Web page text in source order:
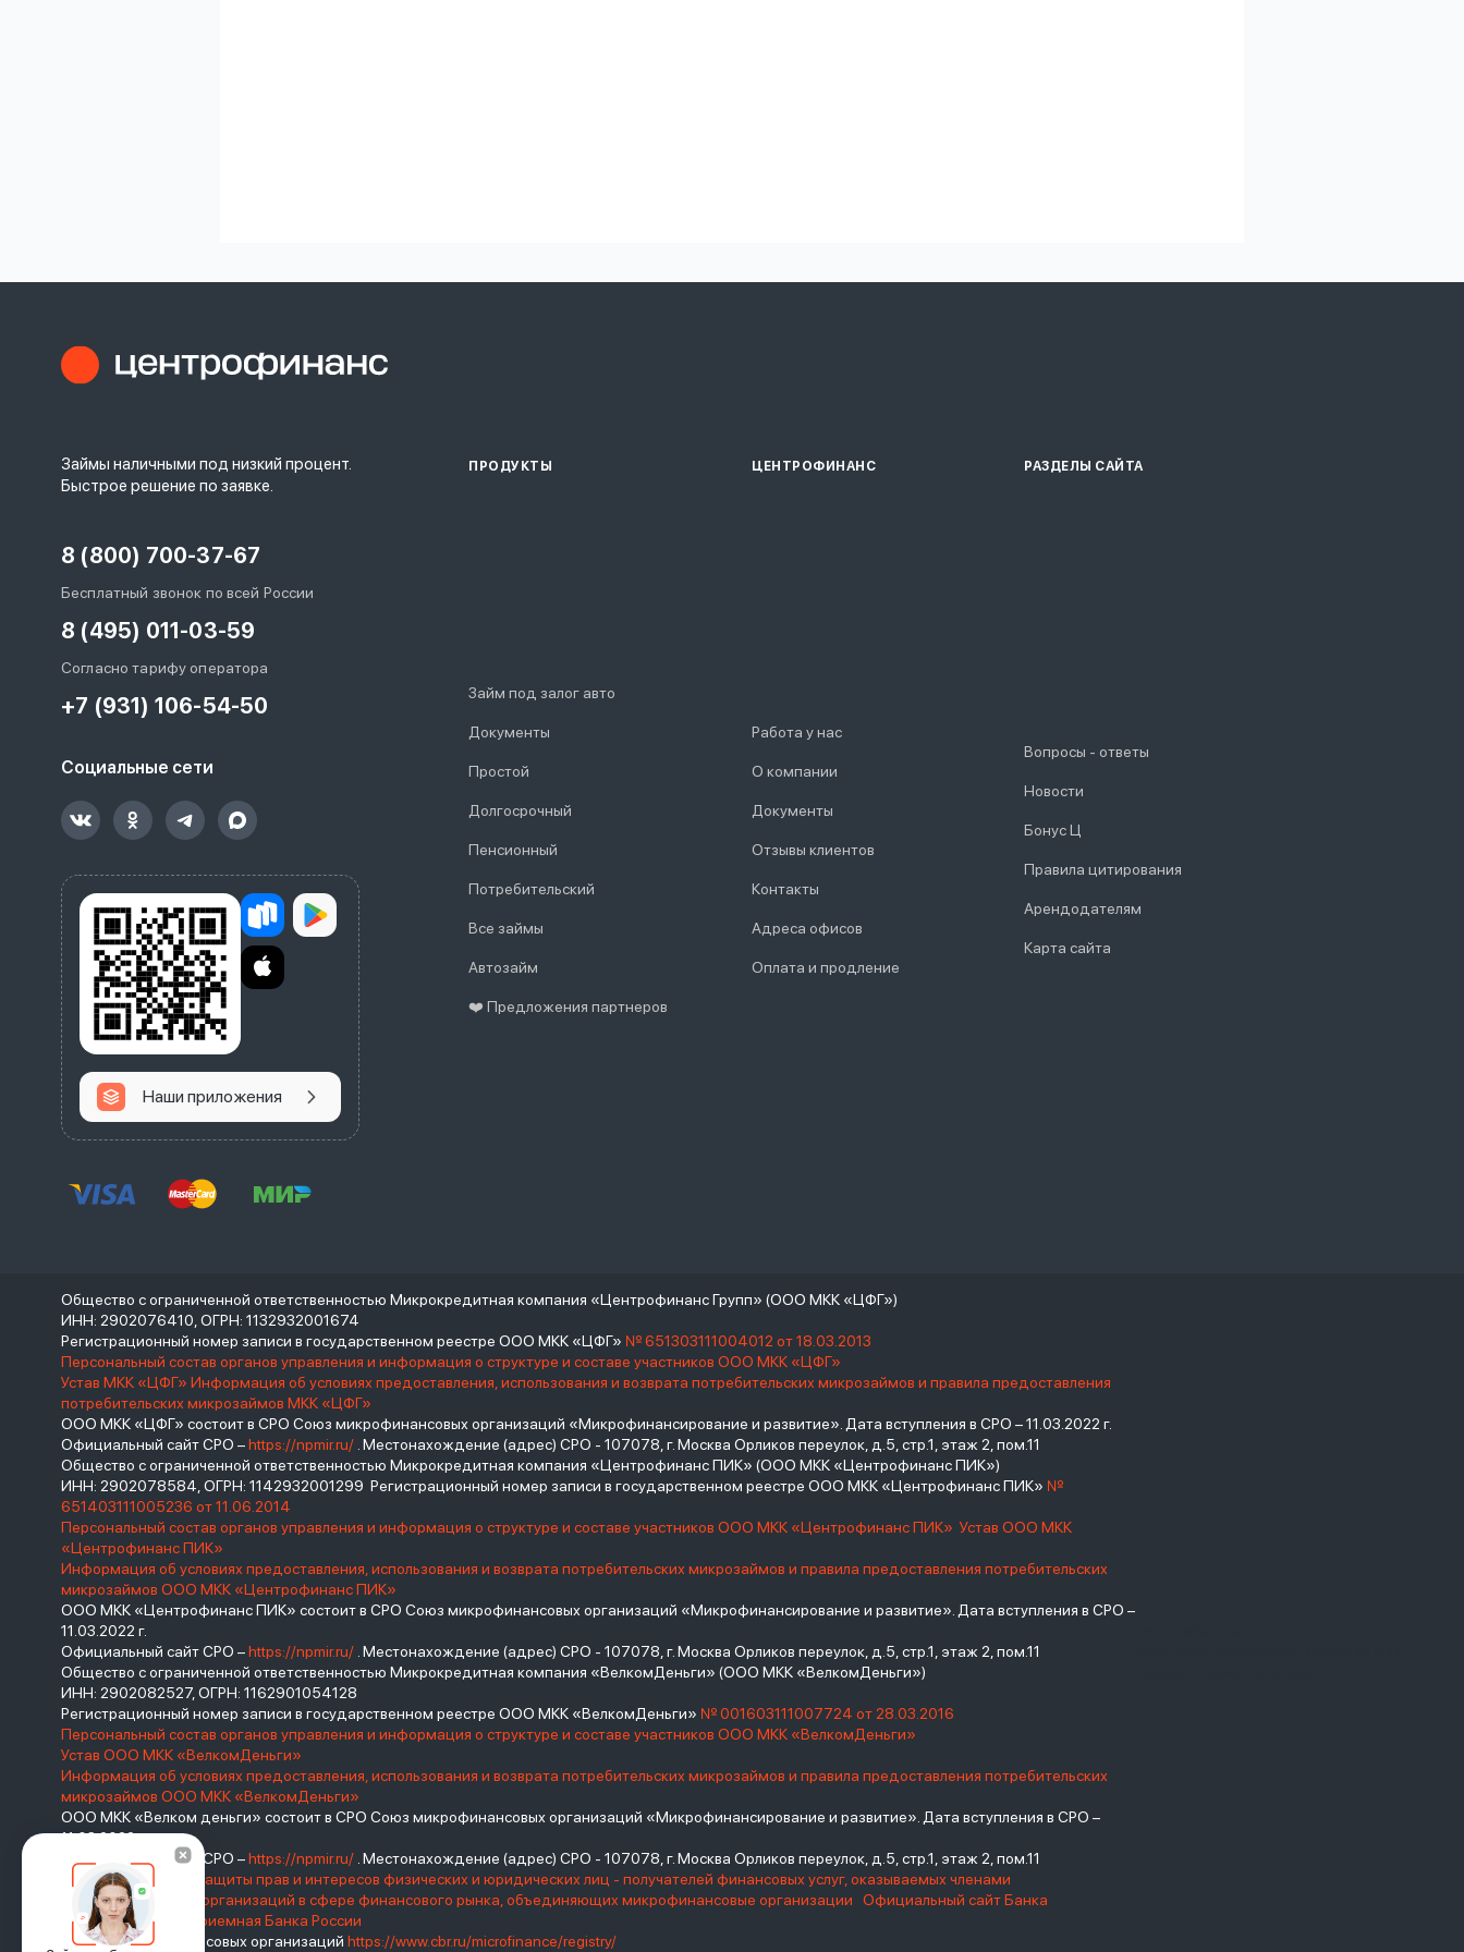
Займы наличными под низкий процент.
Быстрое решение по заявке.
8 (800) 700-37-67
Бесплатный звонок по всей России
8 (495) 011-03-59
Согласно тарифу оператора
+7 (931) 106-54-50
Социальные сети
Наши приложения
ПРОДУКТЫ
Займ под залог авто
Документы
Простой
Долгосрочный
Пенсионный
Потребительский
Все займы
Автозайм
❤️ Предложения партнеров
ЦЕНТРОФИНАНС
Работа у нас
О компании
Документы
Отзывы клиентов
Контакты
Адреса офисов
Оплата и продление
РАЗДЕЛЫ САЙТА
Вопросы - ответы
Новости
Бонус Ц
Правила цитирования
Арендодателям
Карта сайта
Общество с ограниченной ответственностью Микрокредитная компания «Центрофинанс Групп» (ООО МКК «ЦФГ»)
ИНН: 2902076410, ОГРН: 1132932001674
Регистрационный номер записи в государственном реестре ООО МКК «ЦФГ» № 651303111004012 от 18.03.2013
Персональный состав органов управления и информация о структуре и составе участников ООО МКК «ЦФГ»
Устав МКК «ЦФГ» Информация об условиях предоставления, использования и возврата потребительских микрозаймов и правила предоставления
потребительских микрозаймов МКК «ЦФГ»
ООО МКК «ЦФГ» состоит в СРО Союз микрофинансовых организаций «Микрофинансирование и развитие». Дата вступления в СРО – 11.03.2022 г.
Официальный сайт СРО –https://npmir.ru/ . Местонахождение (адрес) СРО - 107078, г. Москва Орликов переулок, д.5, стр.1, этаж 2, пом.11
Общество с ограниченной ответственностью Микрокредитная компания «Центрофинанс ПИК» (ООО МКК «Центрофинанс ПИК»)
ИНН: 2902078584, ОГРН: 1142932001299 Регистрационный номер записи в государственном реестре ООО МКК «Центрофинанс ПИК» №
651403111005236 от 11.06.2014
Персональный состав органов управления и информация о структуре и составе участников ООО МКК «Центрофинанс ПИК» Устав ООО МКК
«Центрофинанс ПИК»
Информация об условиях предоставления, использования и возврата потребительских микрозаймов и правила предоставления потребительских
микрозаймов ООО МКК «Центрофинанс ПИК»
ООО МКК «Центрофинанс ПИК» состоит в СРО Союз микрофинансовых организаций «Микрофинансирование и развитие». Дата вступления в СРО –
11.03.2022 г.
Официальный сайт СРО –https://npmir.ru/ . Местонахождение (адрес) СРО - 107078, г. Москва Орликов переулок, д.5, стр.1, этаж 2, пом.11
Общество с ограниченной ответственностью Микрокредитная компания «ВелкомДеньги» (ООО МКК «ВелкомДеньги»)
ИНН: 2902082527, ОГРН: 1162901054128
Регистрационный номер записи в государственном реестре ООО МКК «ВелкомДеньги» № 001603111007724 от 28.03.2016
Персональный состав органов управления и информация о структуре и составе участников ООО МКК «ВелкомДеньги»
Устав ООО МКК «ВелкомДеньги»
Информация об условиях предоставления, использования и возврата потребительских микрозаймов и правила предоставления потребительских
микрозаймов ООО МКК «ВелкомДеньги»
ООО МКК «Велком деньги» состоит в СРО Союз микрофинансовых организаций «Микрофинансирование и развитие». Дата вступления в СРО –
11.03.2022 г.
Официальный сайт СРО –https://npmir.ru/ . Местонахождение (адрес) СРО - 107078, г. Москва Орликов переулок, д.5, стр.1, этаж 2, пом.11
Базовый стандарт защиты прав и интересов физических и юридических лиц - получателей финансовых услуг, оказываемых членами
саморегулируемых организаций в сфере финансового рынка, объединяющих микрофинансовые организации
Официальный сайт Банка
РоссииИнтернет-приемная Банка России
Реестр микрофинансовых организаций https://www.cbr.ru/microfinance/registry/